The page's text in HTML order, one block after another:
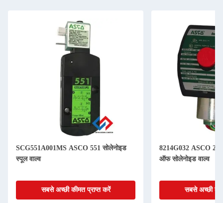
SCG551A001MS ASCO 551 सोलेनोइड
स्पूल वाल्व
सबसे अच्छी कीमत प्राप्त करें
8214G032 ASCO
ऑफ सोलेनोइड वाल्व
सबसे अच्छी